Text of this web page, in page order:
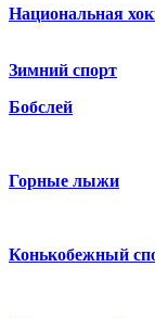
Национальная
Зимний спорт
Бобслей
Горные лыжи
Конькобежный